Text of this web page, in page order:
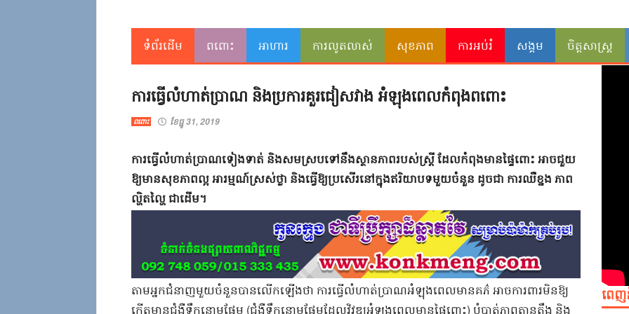
ទំព័រដើម ពពោះ អាហារ ការលូតលាស់ សុខភាព ការអប់រំ សង្គម ចិត្តសាស្ត្រ
ការ​ធ្វើលំ​ហាត់ប្រាណ​ ​និង​ប្រការ​គួរ​ជៀសវាង​ ​អំឡុង​ពេល​កំពុង​ពពោះ​
ពពោះ ខែធ្នូ 31, 2019
​ការ​ធ្វើលំ​ហាត់ប្រាណ​ទៀងទាត់​ ​និង​សមស្រប​ទៅ​នឹង​ស្ថានភាព​របស់​ស្ត្រី​ ​ដែល​កំពុង​មានផ្ទៃពោះ​ ​អាច​ជួយ​
ឱ្យ​មាន​សុខភាព​ល្អ​ ​អារម្មណ៍​ស្រស់ថ្លា​ ​និង​ធ្វើ​ឱ្យ​ប្រសើរ​នៅក្នុង​ឥរិយាបទ​មួយចំនួន​ ​ដូចជា​ ​ការ​ឈឺខ្នង​ ​ភាព​
ល្ហិតល្ហៃ​ ​ជាដើម​។​
​តាម​អ្នកជំនាញ​មួយចំនួន​បាន​លើកឡើង​ថា​ ​ការ​ធ្វើលំ​ហាត់ប្រាណ​អំឡុង​ពេល​មានគភ៌​ ​អាច​ការពារ​មិន​ឱ្យ​
កើតមាន​ជំងឺ​ទឹកនោមផ្អែម​ ​(​ជំងឺ​ទឹកនោមផ្អែម​ដែល​វិវឌ្ឍ​អំឡុង​ពេល​មានផ្ទៃពោះ​)​ ​បំបាត់​ភាព​តានតឹង​ ​និង​
ពេ